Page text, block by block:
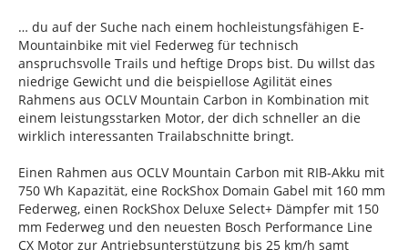
… du auf der Suche nach einem hochleistungsfähigen E-
Mountainbike mit viel Federweg für technisch
anspruchsvolle Trails und heftige Drops bist. Du willst das
niedrige Gewicht und die beispiellose Agilität eines
Rahmens aus OCLV Mountain Carbon in Kombination mit
einem leistungsstarken Motor, der dich schneller an die
wirklich interessanten Trailabschnitte bringt.
Einen Rahmen aus OCLV Mountain Carbon mit RIB-Akku mit
750 Wh Kapazität, eine RockShox Domain Gabel mit 160 mm
Federweg, einen RockShox Deluxe Select+ Dämpfer mit 150
mm Federweg und den neuesten Bosch Performance Line
CX Motor zur Antriebsunterstützung bis 25 km/h samt